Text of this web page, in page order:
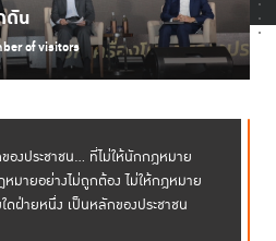
ดัน
of visitors
งประชาชน... ที่ไม่ให้นักกฎหมาย
มายอย่างไม่ถูกต้อง ไม่ให้กฎหมาย
ใดฝ่ายหนึ่ง เป็นหลักของประชาชน